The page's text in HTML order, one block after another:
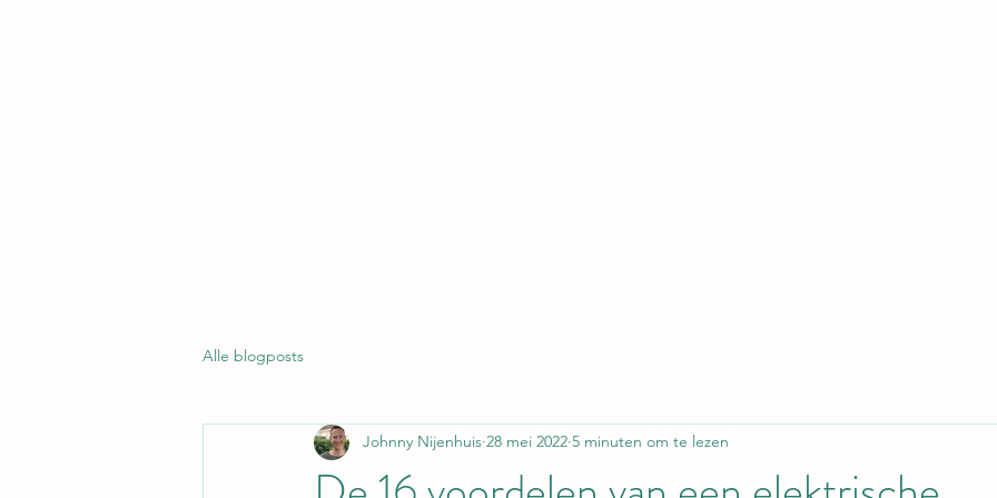
Alle blogposts
Johnny Nijenhuis 28 mei 2022 5 minuten om te lezen